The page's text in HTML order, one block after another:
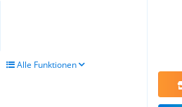
Alle Funktionen